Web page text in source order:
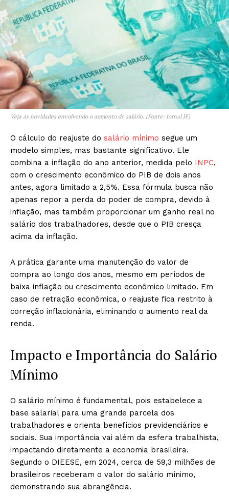
Veja as novidades envolvendo o aumento de salário. (Fonte: Jornal JF)
O cálculo do reajuste do salário mínimo segue um
modelo simples, mas bastante significativo. Ele
combina a inflação do ano anterior, medida pelo INPC,
com o crescimento econômico do PIB de dois anos
antes, agora limitado a 2,5%. Essa fórmula busca não
apenas repor a perda do poder de compra, devido à
inflação, mas também proporcionar um ganho real no
salário dos trabalhadores, desde que o PIB cresça
acima da inflação.
A prática garante uma manutenção do valor de
compra ao longo dos anos, mesmo em períodos de
baixa inflação ou crescimento econômico limitado. Em
caso de retração econômica, o reajuste fica restrito à
correção inflacionária, eliminando o aumento real da
renda.
Impacto e Importância do Salário
Mínimo
O salário mínimo é fundamental, pois estabelece a
base salarial para uma grande parcela dos
trabalhadores e orienta benefícios previdenciários e
sociais. Sua importância vai além da esfera trabalhista,
impactando diretamente a economia brasileira.
Segundo o DIEESE, em 2024, cerca de 59,3 milhões de
brasileiros receberam o valor do salário mínimo,
demonstrando sua abrangência.